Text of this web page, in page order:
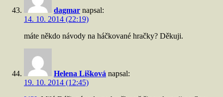
dagmar napsal:
14. 10. 2014 (22:19)
máte někdo návody na háčkované hračky? Děkuji.
Helena Lišková napsal:
19. 10. 2014 (12:45)